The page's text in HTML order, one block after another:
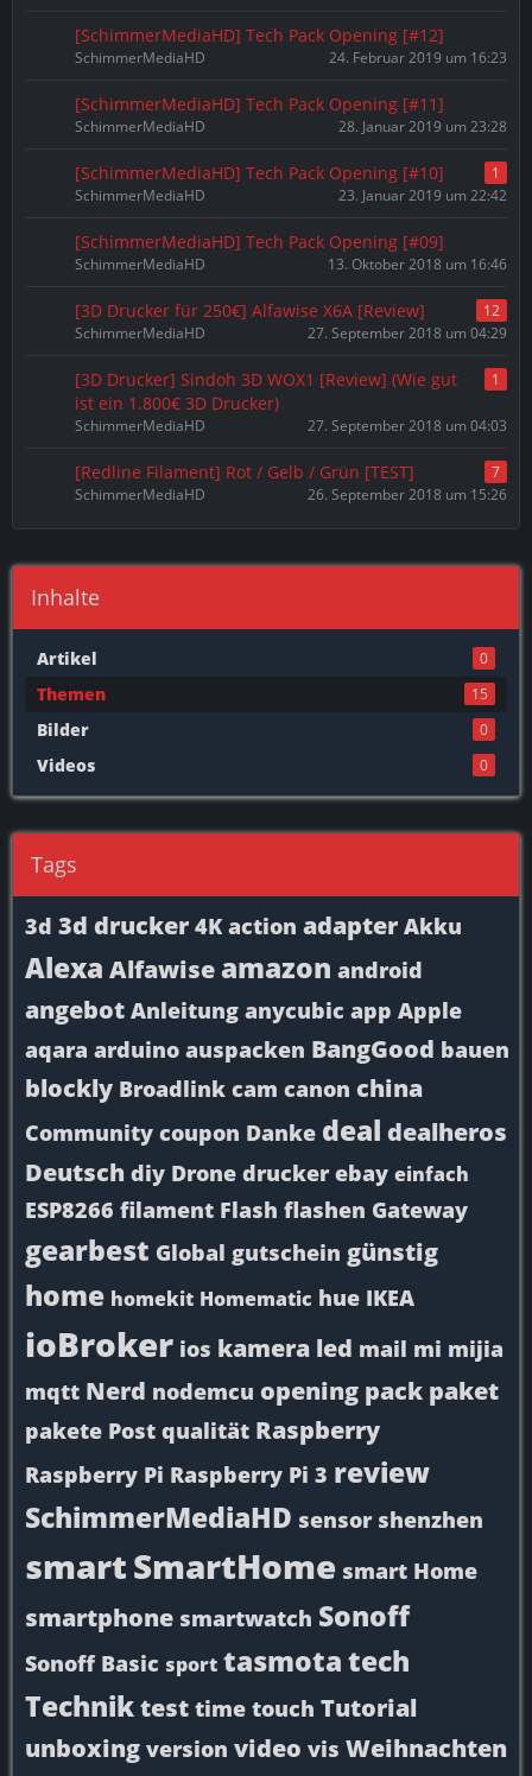
[SchimmerMediaHD] Tech Pack Opening [#12]
SchimmerMediaHD 24. Februar 2019 um 16:23
[SchimmerMediaHD] Tech Pack Opening [#11]
SchimmerMediaHD 28. Januar 2019 um 23:28
[SchimmerMediaHD] Tech Pack Opening [#10]
1
SchimmerMediaHD
23. Januar 2019 um 22:42
[SchimmerMediaHD] Tech Pack Opening [#09]
SchimmerMediaHD 13. Oktober 2018 um 16:46
[3D Drucker für 250€] Alfawise X6A [Review]
12
SchimmerMediaHD
27. September 2018 um 04:29
[3D Drucker] Sindoh 3D WOX1 [Review] (Wie gut
ist ein 1.800€ 3D Drucker)
1
SchimmerMediaHD 27. September 2018 um 04:03
[Redline Filament] Rot / Gelb / Grün [TEST]
7
SchimmerMediaHD
26. September 2018 um 15:26
Inhalte
Artikel 0
Themen 15
Bilder 0
Videos 0
Tags
3d 3d drucker 4K action adapter Akku
Alexa Alfawiseamazon android
angebot Anleitung anycubic app Apple
aqara arduino auspacken BangGood bauen
blockly Broadlink cam canon china
Community coupon Danke deal dealheros
Deutsch diy Drone drucker ebay einfach
ESP8266 filament Flash flashen Gateway
gearbest Global gutschein günstig
home homekit Homematic hue IKEA
ioBroker ios kamera led mail mi mijia
mqtt Nerd nodemcu opening pack paket
pakete Post qualität Raspberry
Raspberry Pi Raspberry Pi 3 review
SchimmerMediaHD sensor shenzhen
smartSmartHome smart Home
smartphone smartwatch Sonoff
Sonoff Basic sport tasmotatech
Techniktest time touch Tutorial
unboxing version video vis Weihnachten